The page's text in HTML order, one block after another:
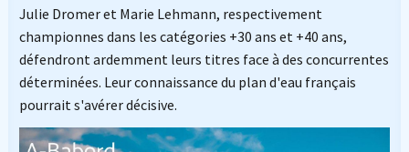
Julie Dromer et Marie Lehmann, respectivement
championnes dans les catégories +30 ans et +40 ans,
défendront ardemment leurs titres face à des concurrentes
déterminées. Leur connaissance du plan d'eau français
pourrait s'avérer décisive.